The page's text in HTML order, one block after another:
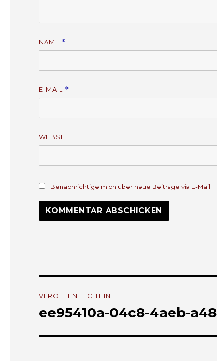
NAME *
E-MAIL *
WEBSITE
Benachrichtige mich über neue Beiträge via E-Mail.
Navigation
VERÖFFENTLICHT IN
ee95410a-04c8-4aeb-